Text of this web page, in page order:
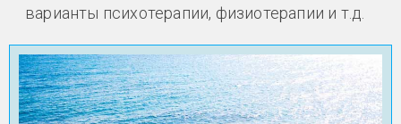
варианты психотерапии, физиотерапии и т.д.